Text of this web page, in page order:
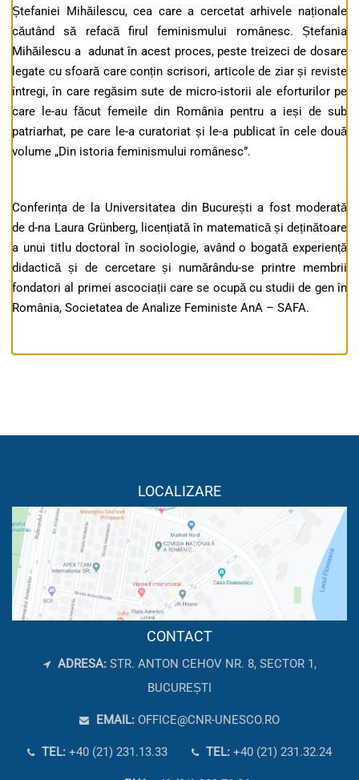
Ștefaniei Mihăilescu, cea care a cercetat arhivele naționale
căutând să refacă firul feminismului românesc. Ștefania
Mihăilescu a adunat în acest proces, peste treizeci de dosare
legate cu sfoară care conțin scrisori, articole de ziar și reviste
întregi, în care regăsim sute de micro-istorii ale eforturilor pe
care le-au făcut femeile din România pentru a ieși de sub
patriarhat, pe care le-a curatoriat și le-a publicat în cele două
volume „Din istoria feminismului românesc”.
Conferința de la Universitatea din București a fost moderată
de d-na Laura Grünberg, licențiată în matematică și deținătoare
a unui titlu doctoral în sociologie, având o bogată experiență
didactică și de cercetare și numărându-se printre membrii
fondatori al primei ascociații care se ocupă cu studii de gen în
România, Societatea de Analize Feministe AnA – SAFA.
LOCALIZARE
CONTACT
ADRESA: STR. ANTON CEHOV NR. 8, SECTOR 1,
BUCUREȘTI
EMAIL: OFFICE@CNR-UNESCO.RO
TEL: +40 (21) 231.13.33 TEL: +40 (21) 231.32.24